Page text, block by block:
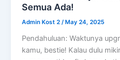
Semua Ada!
Admin Kost 2/ May 24, 2025
Pendahuluan: Waktunya
kamu, bestie! Kalau dulu